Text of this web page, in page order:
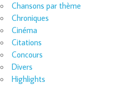
Chansons par thème
Chroniques
Cinéma
Citations
Concours
Divers
Highlights